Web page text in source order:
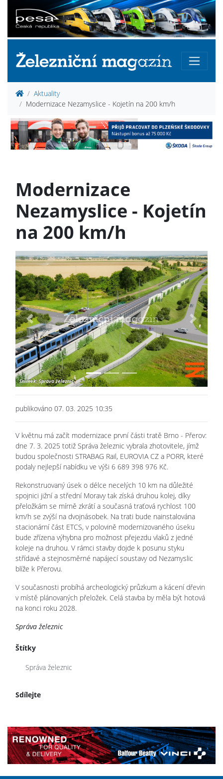
Aktuality
Modernizace Nezamyslice - Kojetín na 200 km/h
Modernizace
Nezamyslice - Kojetín
na 200 km/h
Previous Next
publikováno 07. 03. 2025 10:35
V květnu má začít modernizace první části tratě Brno - Přerov:
dne 7. 3. 2025 totiž Správa železnic vybrala zhotovitele, jímž
budou společnosti STRABAG Rail, EUROVIA CZ a PORR, které
podaly nejlepší nabídku ve výši 6 689 398 976 Kč.
Rekonstruovaný úsek o délce necelých 10 km na důležité
spojnici jižní a střední Moravy tak získá druhou kolej, díky
přeložkám se mírně zkrátí a současná traťová rychlost 100
km/h se zvýší na dvojnásobek. Na trati bude nainstalována
stacionární část ETCS, v polovině modernizovaného úseku
bude zřízena výhybna pro možnost přejezdu vlaků z jedné
koleje na druhou. V rámci stavby dojde k posunu styku
střídavé a stejnosměrné napájecí soustavy od Nezamyslic
blíže k Přerovu.
V současnosti probíhá archeologický průzkum a kácení dřevin
v místě plánovaných přeložek. Celá stavba by měla být hotová
na konci roku 2028.
Správa železnic
Štítky
Správa železnic
Sdílejte